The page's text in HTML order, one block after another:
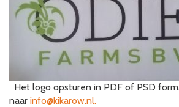
Het logo opsturen in PDF of PSD
naar info@kikarow.nl.